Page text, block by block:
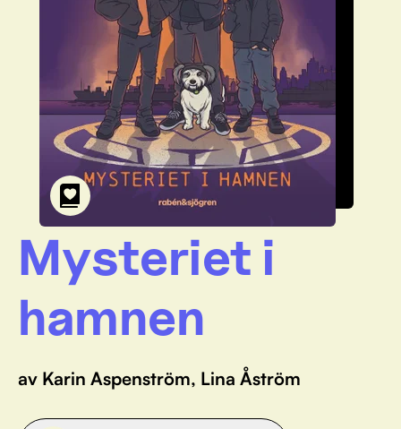
För bibliotek
Mysteriet i
hamnen
av Karin Aspenström, Lina Åström